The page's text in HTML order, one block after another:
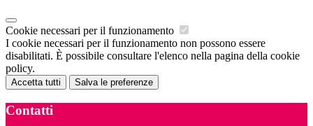
Cookie necessari per il funzionamento
I cookie necessari per il funzionamento non possono essere
disabilitati. È possibile consultare l'elenco nella pagina della cookie
policy.
Accetta tutti Salva le preferenze
Contatti